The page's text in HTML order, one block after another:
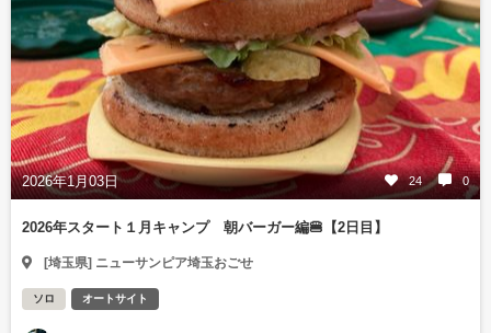
2026年1月03日 24 0
2026年スタート１月キャンプ 朝バーガー編🍔【2日目】
[埼玉県] ニューサンピア埼玉おごせ
ソロ オートサイト